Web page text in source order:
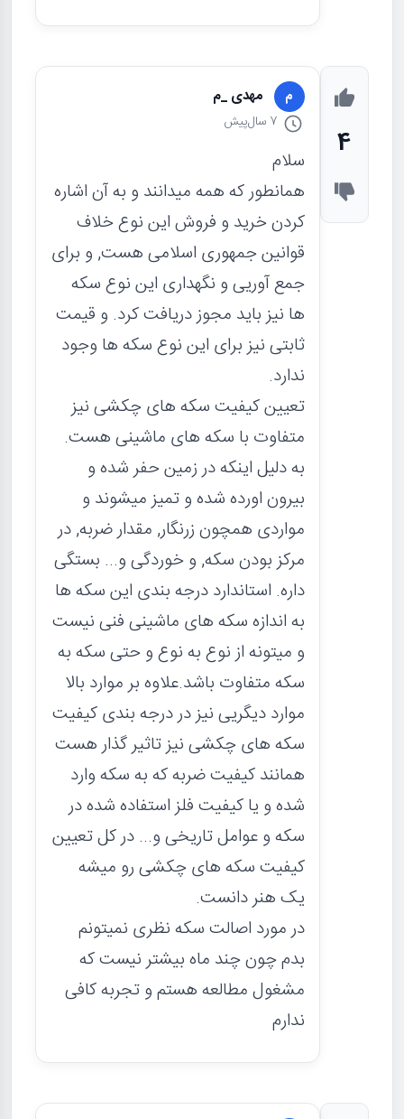
4
م مهدی _م
7 سال پیش
سلام
همانطور که همه میدانند و به آن اشاره
کردن خرید و فروش این نوع خلاف
قوانین جمهوری اسلامی هست, و برای
جمع آوریی و نگهداری این نوع سکه
ها نیز باید مجوز دریافت کرد. و قیمت
ثابتی نیز برای این نوع سکه ها وجود
ندارد.
تعیین کیفیت سکه های چکشی نیز
متفاوت با سکه های ماشینی هست.
به دلیل اینکه در زمین حفر شده و
بیرون اورده شده و تمیز میشوند و
مواردی همچون زرنگار, مقدار ضربه, در
مرکز بودن سکه, و خوردگی و... بستگی
داره. استاندارد درجه بندی این سکه ها
به اندازه سکه های ماشینی فنی نیست
و میتونه از نوع به نوع و حتی سکه به
سکه متفاوت باشد.علاوه بر موارد بالا
موارد دیگریی نیز در درجه بندی کیفیت
سکه های چکشی نیز تاثیر گذار هست
همانند کیفیت ضربه که به سکه وارد
شده و یا کیفیت فلز استفاده شده در
سکه و عوامل تاریخی و... در کل تعیین
کیفیت سکه های چکشی رو میشه
یک هنر دانست.
در مورد اصالت سکه نظری نمیتونم
بدم چون چند ماه بیشتر نیست که
مشغول مطالعه هستم و تجربه کافی
ندارم